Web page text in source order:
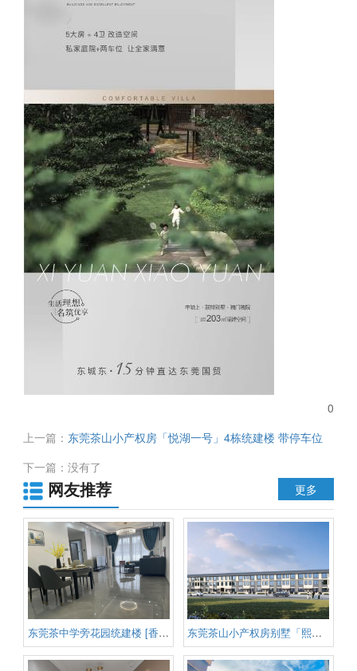
0
上一篇： 东莞茶山小产权房「悦湖一号」4栋统建楼 带停车位
下一篇：没有了
网友推荐 更多
东莞茶中学旁花园统建楼 [香茶学 东莞茶山小产权房别墅「熙园小院